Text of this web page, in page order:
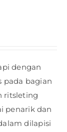
dengan
pada bagian
ritsleting
penarik dan
dilapisi